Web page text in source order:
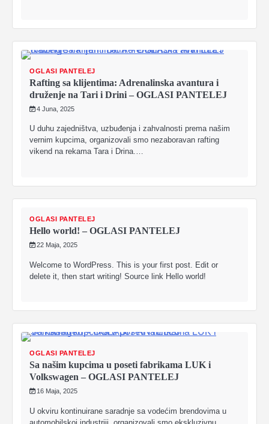
OGLASI PANTELEJ
Rafting sa klijentima: Adrenalinska avantura i
druženje na Tari i Drini – OGLASI PANTELEJ
4 Juna, 2025
U duhu zajedništva, uzbuđenja i zahvalnosti prema našim
vernim kupcima, organizovali smo nezaboravan rafting
vikend na rekama Tara i Drina.…
OGLASI PANTELEJ
Hello world! – OGLASI PANTELEJ
22 Maja, 2025
Welcome to WordPress. This is your first post. Edit or
delete it, then start writing! Source link Hello world!
OGLASI PANTELEJ
Sa našim kupcima u poseti fabrikama LUK i
Volkswagen – OGLASI PANTELEJ
16 Maja, 2025
U okviru kontinuirane saradnje sa vodećim brendovima u